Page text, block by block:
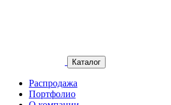
Каталог
Распродажа
Портфолио